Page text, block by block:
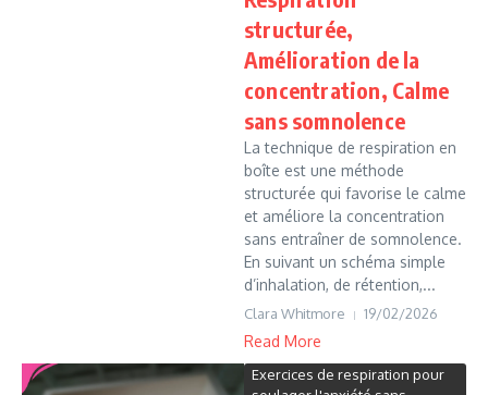
structurée,
Amélioration de la
concentration, Calme
sans somnolence
La technique de respiration en
boîte est une méthode
structurée qui favorise le calme
et améliore la concentration
sans entraîner de somnolence.
En suivant un schéma simple
d’inhalation, de rétention,...
Clara Whitmore 19/02/2026
Read More
Exercices de respiration pour